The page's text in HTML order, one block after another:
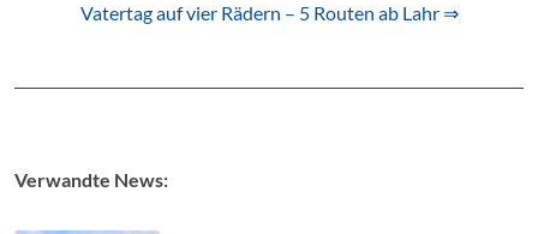
Vatertag auf vier Rädern – 5 Routen ab Lahr ⇒
Verwandte News: